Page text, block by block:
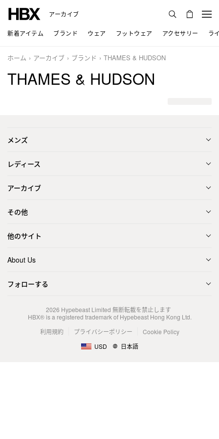
アーカイブ
新着アイテム ブランド ウェア フットウェア アクセサリー ラ
ホーム アーカイブ ブランド THAMES & HUDSON
THAMES & HUDSON
メンズ
レディース
アーカイブ
その他
他のサイト
About Us
フォローする
2026 Hypebeast Limited 無断転載を禁止します
HBX® is a registered trademark of Hypebeast Hong Kong Ltd.
利用規約
プライバシーポリシー
Cookie Policy
USD
日本語